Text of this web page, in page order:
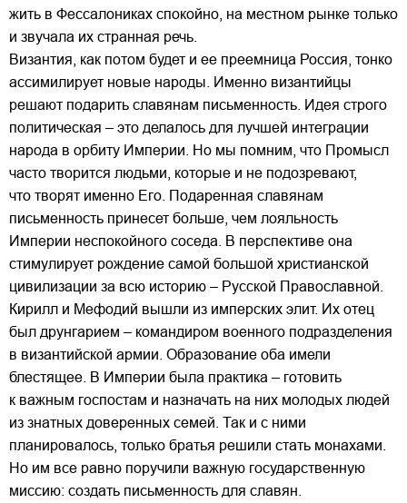
жить в Фессалониках спокойно, на местном рынке только
и звучала их странная речь.
Византия, как потом будет и ее преемница Россия, тонко
ассимилирует новые народы. Именно византийцы
решают подарить славянам письменность. Идея строго
политическая – это делалось для лучшей интеграции
народа в орбиту Империи. Но мы помним, что Промысл
часто творится людьми, которые и не подозревают,
что творят именно Его. Подаренная славянам
письменность принесет больше, чем лояльность
Империи неспокойного соседа. В перспективе она
стимулирует рождение самой большой христианской
цивилизации за всю историю – Русской Православной.
Кирилл и Мефодий вышли из имперских элит. Их отец
был друнгарием – командиром военного подразделения
в византийской армии. Образование оба имели
блестящее. В Империи была практика – готовить
к важным госпостам и назначать на них молодых людей
из знатных доверенных семей. Так и с ними
планировалось, только братья решили стать монахами.
Но им все равно поручили важную государственную
миссию: создать письменность для славян.